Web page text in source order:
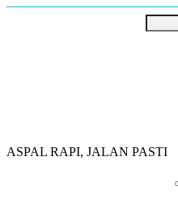
ASPAL RAPI, JALAN PASTI
Cari
untuk: